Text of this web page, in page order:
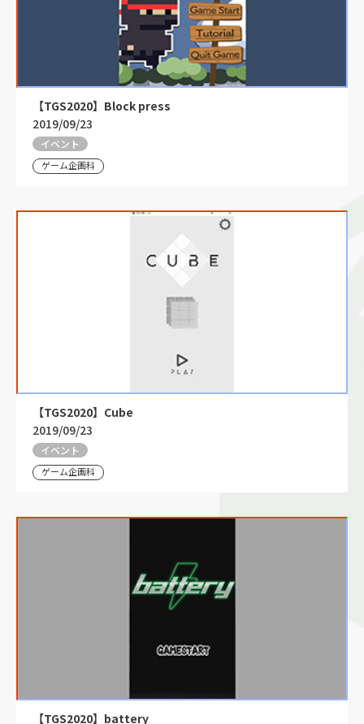
【TGS2020】Block press
2019/09/23
イベント
ゲーム企画科
【TGS2020】Cube
2019/09/23
イベント
ゲーム企画科
【TGS2020】battery